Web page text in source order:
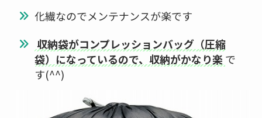
化繊なのでメンテナンスが楽です
収納袋がコンプレッションバッグ（圧縮
袋）になっているので、収納がかなり楽で
す(^^)